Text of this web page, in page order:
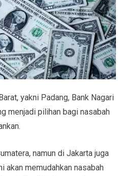
yakni Padang, Bank Nagari
menjadi pilihan bagi nasabah
namun di Jakarta juga
akan memudahkan nasabah